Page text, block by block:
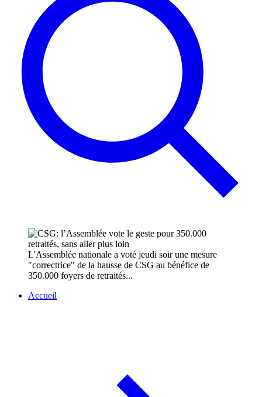
L'Assemblée nationale a voté jeudi soir une mesure
"correctrice" de la hausse de CSG au bénéfice de
350.000 foyers de retraités...
Accueil